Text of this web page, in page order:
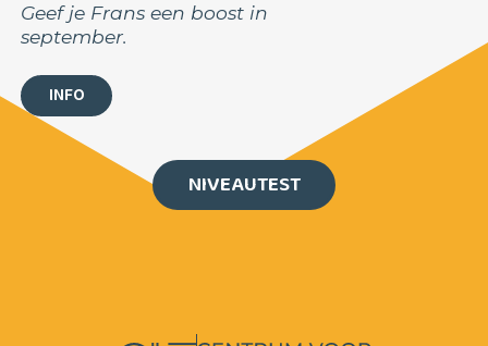
Geef je Frans een boost in
september.
INFO
NIVEAUTEST